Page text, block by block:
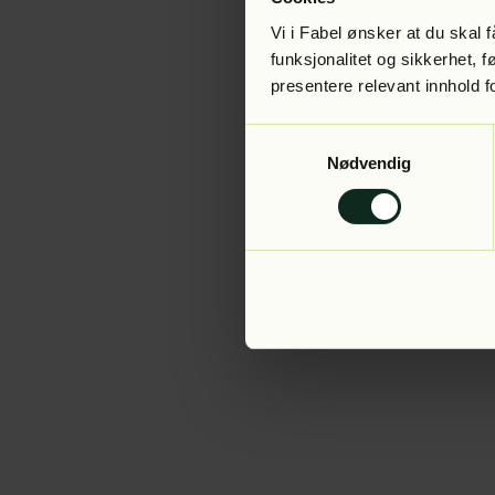
Vi i Fabel ønsker at du skal
funksjonalitet og sikkerhet,
presentere relevant innhold
Nødvendig
Application